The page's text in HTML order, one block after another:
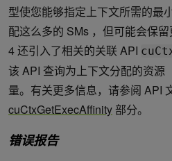
型使您能够指定上下文所需的最
配这么多的 SMs ，但可能会保
4 还引入了相关的关联 API
该 API 查询为上下文分配的资源
量。有关更多信息，请参阅 API
cuCtxGetExecAffinity 部分。
错误报告